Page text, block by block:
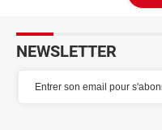
NEWSLETTER